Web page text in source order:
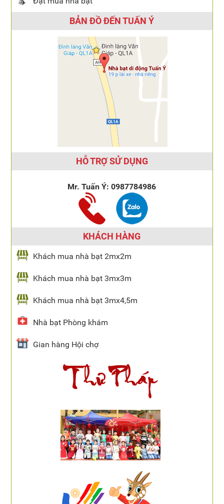
BẢN ĐỒ ĐẾN TUẤN Ý
HỖ TRỢ SỬ DỤNG
Mr. Tuấn Ý:0987784986
KHÁCH HÀNG
Khách mua nhà bạt 2mx2m
Khách mua nhà bạt 3mx3m
Khách mua nhà bạt 3mx4,5m
Nhà bạt Phòng khám
Gian hàng Hội chợ